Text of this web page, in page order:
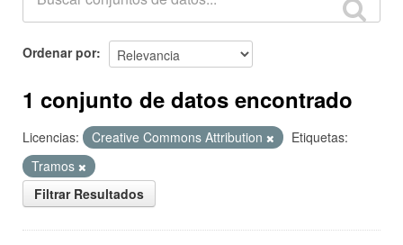
Ordenar por
1 conjunto de datos encontrado
Licencias: Creative Commons Attribution
Etiquetas:
Tramos
Filtrar Resultados